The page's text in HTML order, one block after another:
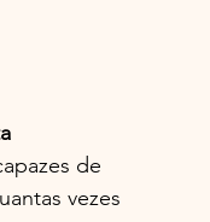
de
vezes